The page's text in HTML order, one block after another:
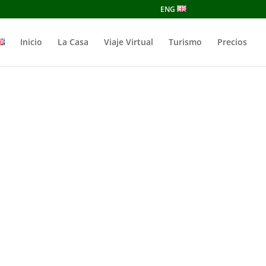
ENG
Inicio La Casa Viaje Virtual Turismo Precios